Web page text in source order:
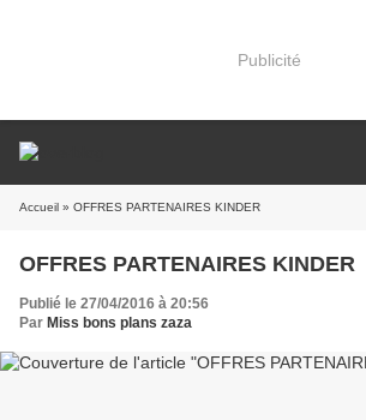
Publicité
Accueil » OFFRES PARTENAIRES KINDER
OFFRES PARTENAIRES KINDER
Publié le 27/04/2016 à 20:56
Par Miss bons plans zaza